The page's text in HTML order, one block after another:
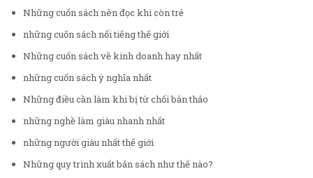
Những cuốn sách nên đọc khi còn trẻ
những cuốn sách nổi tiếng thế giới
Những cuốn sách về kinh doanh hay nhất
những cuốn sách ý nghĩa nhất
Những điều cần làm khi bị từ chối bản thảo
những nghề làm giàu nhanh nhất
những người giàu nhất thế giới
Những quy trình xuất bản sách như thế nào?